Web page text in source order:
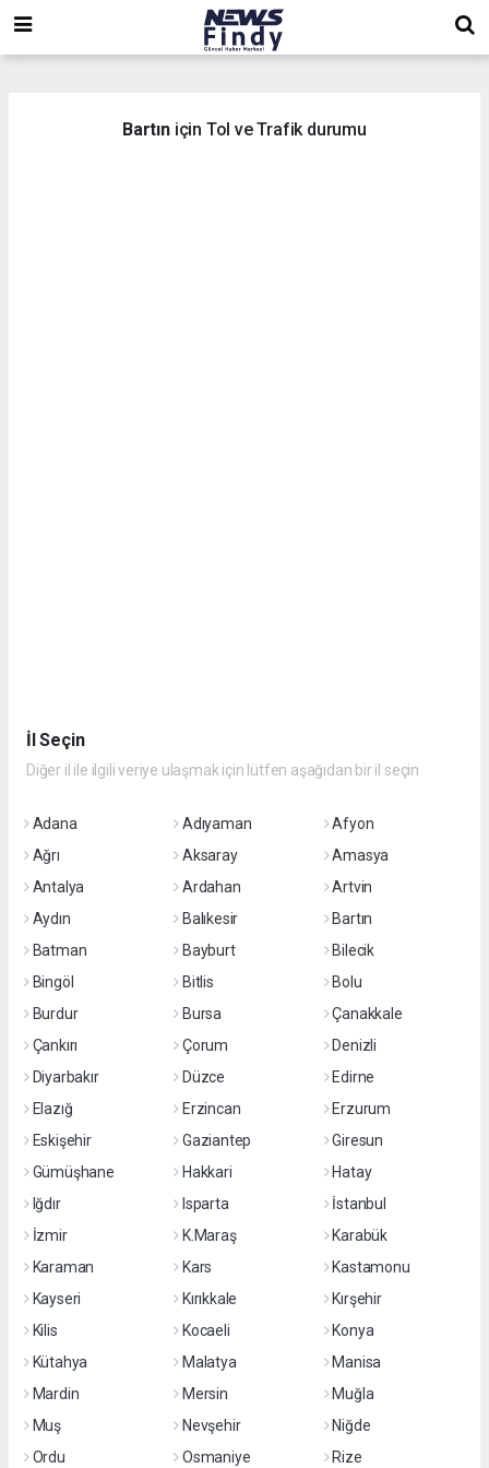
Bartın için Tol ve Trafik durumu
İl Seçin
Diğer il ile ilgili veriye ulaşmak için lütfen aşağıdan bir il seçin
Adana Adıyaman
Afyon
Ağrı
Aksaray
Amasya
Antalya
Ardahan
Artvin
Aydın
Balıkesir
Bartın
Batman
Bayburt
Bilecik
Bingöl
Bitlis
Bolu
Burdur
Bursa
Çanakkale
Çankırı
Çorum
Denizli
Diyarbakır
Düzce
Edirne
Elazığ
Erzincan
Erzurum
Eskişehir
Gaziantep
Giresun
Gümüşhane
Hakkari
Hatay
Iğdır
Isparta
İstanbul
İzmir
K.Maraş
Karabük
Karaman
Kars
Kastamonu
Kayseri
Kırıkkale
Kırşehir
Kilis
Kocaeli
Konya
Kütahya
Malatya
Manisa
Mardin
Mersin
Muğla
Muş
Nevşehir
Niğde
Ordu
Osmaniye Rize